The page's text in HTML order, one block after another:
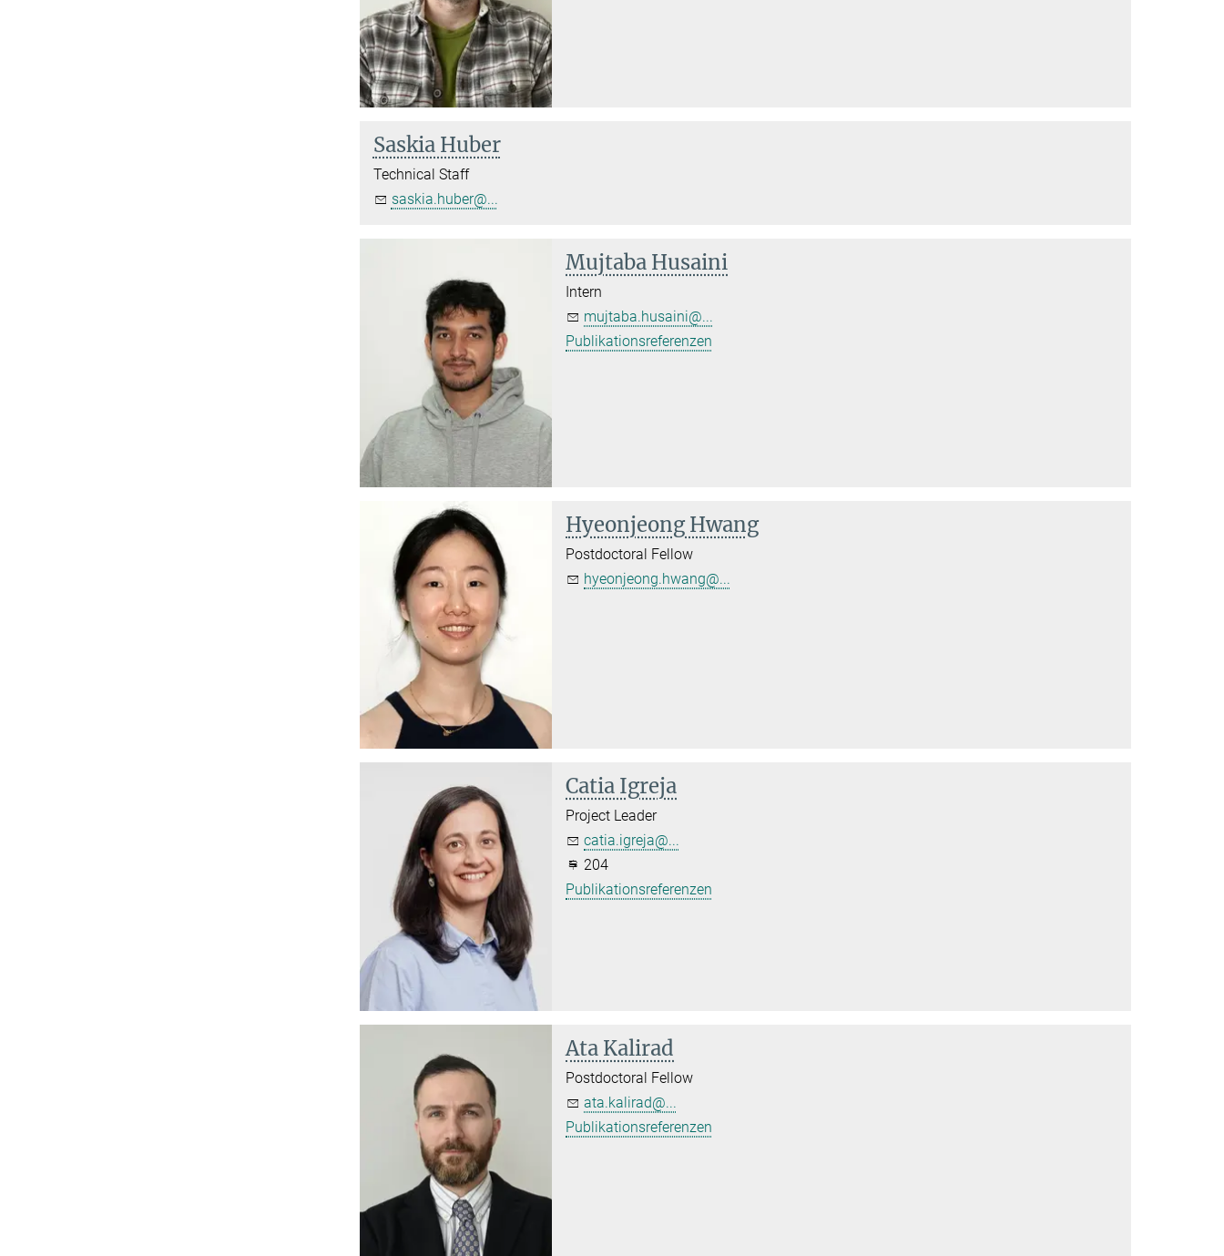
Saskia Huber
Technical Staff
saskia.huber@...
Mujtaba Husaini
Intern
mujtaba.husaini@...
Publikationsreferenzen
Hyeonjeong Hwang
Postdoctoral Fellow
hyeonjeong.hwang@...
Catia Igreja
Project Leader
catia.igreja@...
204
Publikationsreferenzen
Ata Kalirad
Postdoctoral Fellow
ata.kalirad@...
Publikationsreferenzen